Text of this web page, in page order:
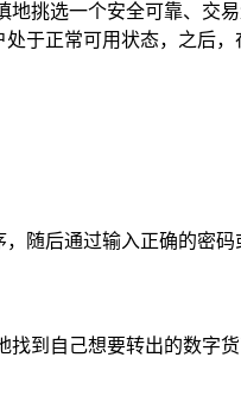
地挑选一个安全可靠、交
于正常可用状态，之后
，随后通过输入正确的密
找到自己想要转出的数字